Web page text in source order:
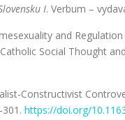
I. Verbum –
and
Social Thought
Constructivist
https://doi.org/